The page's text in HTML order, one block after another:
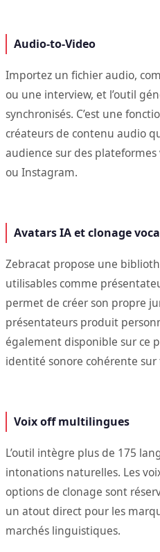
Audio-to-Video
Importez un fichier audio,
ou une interview, et l’outil
synchronisés. C’est une
créateurs de contenu audio
audience sur des plateformes
ou Instagram.
Avatars IA et clonage
Zebracat propose une
utilisables comme
permet de créer son propre
présentateurs produit
également disponible sur ce
identité sonore cohérente
Voix off multilingues
L’outil intègre plus de 175
intonations naturelles. Les
options de clonage sont
un atout direct pour les
marchés linguistiques.